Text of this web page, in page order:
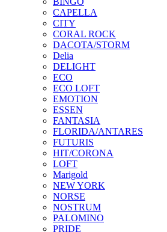
CAPELLA
CITY
CORAL ROCK
DACOTA/STORM
Delia
DELIGHT
ECO
ECO LOFT
EMOTION
ESSEN
FANTASIA
FLORIDA/ANTARES
FUTURIS
HIT/CORONA
LOFT
Marigold
NEW YORK
NORSE
NOSTRUM
PALOMINO
PRIDE